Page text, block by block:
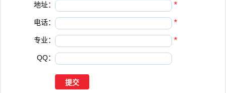
地址： *
电话： *
专业： *
QQ：